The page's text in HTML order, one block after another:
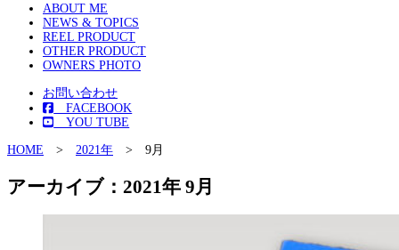
ABOUT ME
NEWS & TOPICS
REEL PRODUCT
OTHER PRODUCT
OWNERS PHOTO
お問い合わせ
FACEBOOK
YOU TUBE
HOME > 2021年 > 9月
アーカイブ：2021年 9月